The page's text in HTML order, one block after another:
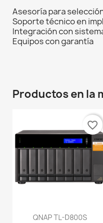
Asesoría para
Soporte técnico en
Integración con
Equipos con garantía
Productos en la
QNAP TL-D800S
favorite_border